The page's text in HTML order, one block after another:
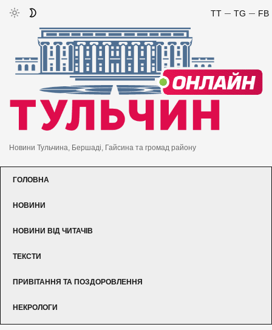
FB
TG
TT
Новини Тульчина, Бершаді, Гайсина та громад району
ГОЛОВНА
НОВИНИ
НОВИНИ ВІД ЧИТАЧІВ
ТЕКСТИ
ПРИВІТАННЯ ТА ПОЗДОРОВЛЕННЯ
НЕКРОЛОГИ